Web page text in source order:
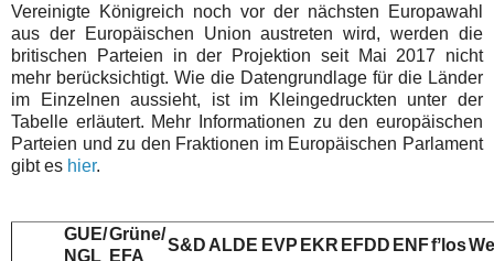
Vereinigte Königreich noch vor der nächsten Europawahl
aus der Europäischen Union austreten wird, werden die
britischen Parteien in der Projektion seit Mai 2017 nicht
mehr berücksichtigt. Wie die Datengrundlage für die Länder
im Einzelnen aussieht, ist im Kleingedruckten unter der
Tabelle erläutert. Mehr Informationen zu den europäischen
Parteien und zu den Fraktionen im Europäischen Parlament
gibt es hier.
GUE/
NGL
Grüne/
EFA
S&D ALDE EVP EKR EFDD ENFfʼlos